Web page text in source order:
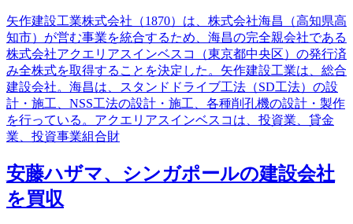
矢作建設工業株式会社（1870）は、株式会社海昌（高知県高
知市）が営む事業を統合するため、海昌の完全親会社である
株式会社アクエリアスインベスコ（東京都中央区）の発行済
み全株式を取得することを決定した。矢作建設工業は、総合
建設会社。海昌は、スタンドドライブ工法（SD工法）の設
計・施工、NSS工法の設計・施工、各種削孔機の設計・製作
を行っている。アクエリアスインベスコは、投資業、貸金
業、投資事業組合財
安藤ハザマ、シンガポールの建設会社
を買収